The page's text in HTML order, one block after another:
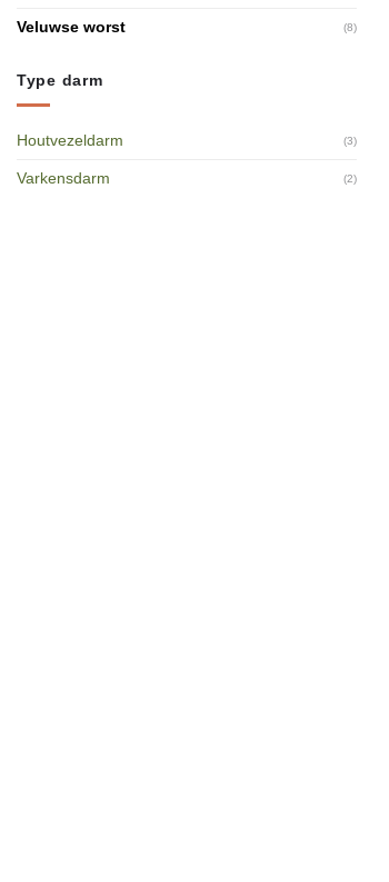
Veluwse worst (8)
Type darm
Houtvezeldarm (3)
Varkensdarm (2)